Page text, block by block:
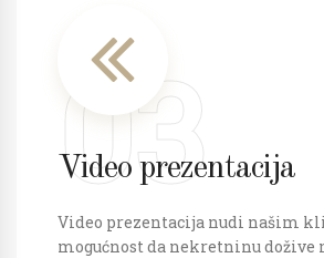
Video prezentacija
Video prezentacija nudi našim
mogućnost da nekretninu dožive
03